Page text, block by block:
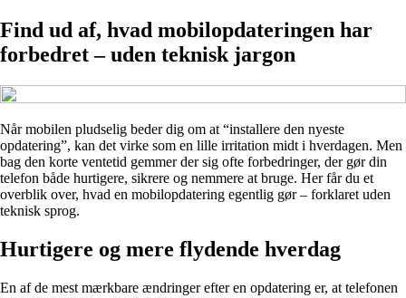
Find ud af, hvad mobilopdateringen har
forbedret – uden teknisk jargon
Når mobilen pludselig beder dig om at “installere den nyeste
opdatering”, kan det virke som en lille irritation midt i hverdagen. Men
bag den korte ventetid gemmer der sig ofte forbedringer, der gør din
telefon både hurtigere, sikrere og nemmere at bruge. Her får du et
overblik over, hvad en mobilopdatering egentlig gør – forklaret uden
teknisk sprog.
Hurtigere og mere flydende hverdag
En af de mest mærkbare ændringer efter en opdatering er, at telefonen